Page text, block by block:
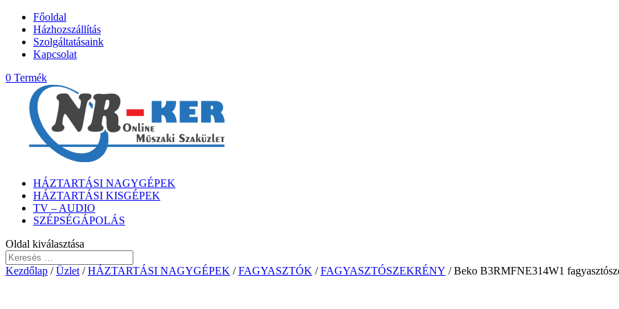
Főoldal
Házhozszállítás
Szolgáltatásaink
Kapcsolat
0 Termék
HÁZTARTÁSI NAGYGÉPEK
HÁZTARTÁSI KISGÉPEK
TV – AUDIO
SZÉPSÉGÁPOLÁS
Oldal kiválasztása
Kezdőlap /Üzlet /HÁZTARTÁSI NAGYGÉPEK /FAGYASZTÓK /FAGYASZTÓSZEKRÉNY / Beko B3RMFNE314W1